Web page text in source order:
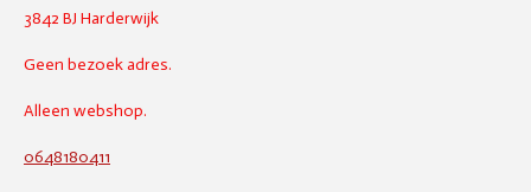
3842 BJ Harderwijk
Geen bezoek adres.
Alleen webshop.
0648180411